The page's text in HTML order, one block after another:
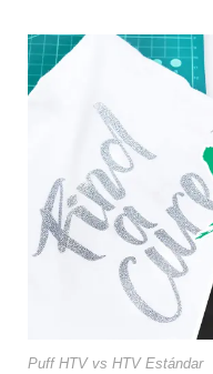
Puff HTV vs HTV Estándar